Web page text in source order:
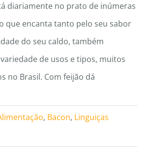
diariamente no prato de inúmeras
que encanta tanto pelo seu sabor
do seu caldo, também
de usos e tipos, muitos
no Brasil. Com feijão dá
, Bacon, Linguiças